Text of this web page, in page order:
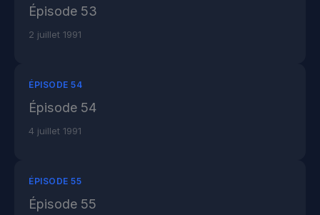
Épisode 53
2 juillet 1991
ÉPISODE 54
Épisode 54
4 juillet 1991
ÉPISODE 55
Épisode 55